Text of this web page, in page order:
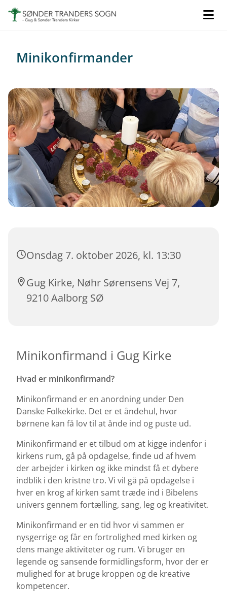
Minikonfirmander
Onsdag 7. oktober 2026, kl. 13:30
Gug Kirke, Nøhr Sørensens Vej 7,
9210 Aalborg SØ
Minikonfirmand i Gug Kirke
Hvad er minikonfirmand?
Minikonfirmand er en anordning under Den
Danske Folkekirke. Det er et åndehul, hvor
børnene kan få lov til at ånde ind og puste ud.
Minikonfirmand er et tilbud om at kigge indenfor i
kirkens rum, gå på opdagelse, finde ud af hvem
der arbejder i kirken og ikke mindst få et dybere
indblik i den kristne tro. Vi vil gå på opdagelse i
hver en krog af kirken samt træde ind i Bibelens
univers gennem fortælling, sang, leg og kreativitet.
Minikonfirmand er en tid hvor vi sammen er
nysgerrige og får en fortrolighed med kirken og
dens mange aktiviteter og rum. Vi bruger en
legende og sansende formidlingsform, hvor der er
mulighed for at bruge kroppen og de kreative
kompetencer.